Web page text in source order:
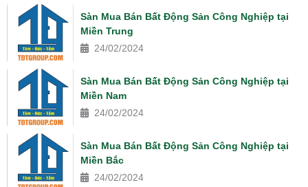
Sàn Mua Bán Bất Động Sản Công Nghiệp tại
Miền Trung
24/02/2024
Sàn Mua Bán Bất Động Sản Công Nghiệp tại
Miền Nam
24/02/2024
Sàn Mua Bán Bất Động Sản Công Nghiệp tại
Miền Bắc
24/02/2024